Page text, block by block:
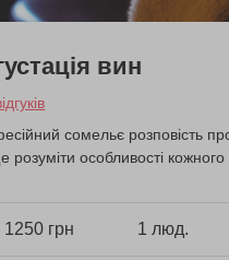
вин
сомельє розповість про
розуміти особливості
1250 грн 1 люд.